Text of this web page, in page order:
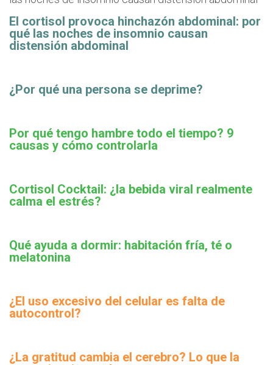
El cortisol provoca hinchazón abdominal: por
qué las noches de insomnio causan
distensión abdominal
¿Por qué una persona se deprime?
Por qué tengo hambre todo el tiempo? 9
causas y cómo controlarla
Cortisol Cocktail: ¿la bebida viral realmente
calma el estrés?
Qué ayuda a dormir: habitación fría, té o
melatonina
¿El uso excesivo del celular es falta de
autocontrol?
¿La gratitud cambia el cerebro? Lo que la